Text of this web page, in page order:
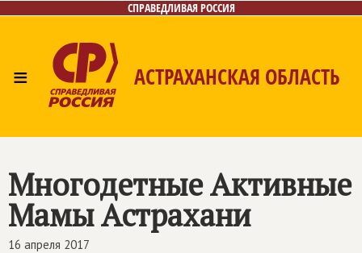
СПРАВЕДЛИВАЯ РОССИЯ
≡ АСТРАХАНСКАЯ ОБЛАСТЬ
Многодетные Активные
Мамы Астрахани
16 апреля 2017